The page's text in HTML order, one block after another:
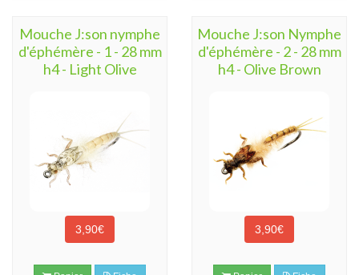
Mouche J:son nymphe
d'éphémère - 1 - 28 mm
h4 - Light Olive
3,90€
Mouche J:son Nymphe
d'éphémère - 2 - 28 mm
h4 - Olive Brown
3,90€